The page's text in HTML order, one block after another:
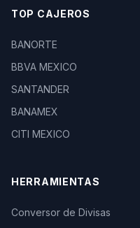
TOP CAJEROS
BANORTE
BBVA MEXICO
SANTANDER
BANAMEX
CITI MEXICO
HERRAMIENTAS
Conversor de Divisas